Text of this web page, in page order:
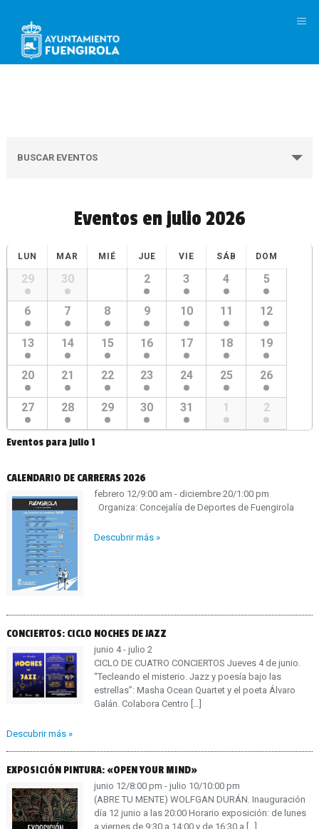
BUSCAR EVENTOS
Eventos en julio 2026
Calendario
de
Eventos
Calendario
Eventos
LUN MAR MIÉ JUE VIE SÁB DOM
29 30 2 3 4 5
6 7 8 9 10 11 12
13 14 15 16 17 18 19
20 21 22 23 24 25 26
27 28 29 30 31 1 2
Eventos parajulio 1
CALENDARIO DE CARRERAS 2026
febrero 12/9:00 am - diciembre 20/1:00 pm
Organiza: Concejalía de Deportes de Fuengirola
Descubrir más »
CONCIERTOS: CICLO NOCHES DE JAZZ
junio 4 - julio 2
CICLO DE CUATRO CONCIERTOS Jueves 4 de junio.
“Tecleando el misterio. Jazz y poesía bajo las
estrellas”: Masha Ocean Quartet y el poeta Álvaro
Galán. Colabora Centro […]
Descubrir más »
EXPOSICIÓN PINTURA: «OPEN YOUR MIND»
junio 12/8:00 pm - julio 10/10:00 pm
(ABRE TU MENTE) WOLFGAN DURÁN. Inauguración
día 12 junio a las 20:00 Horario exposición: de lunes
a viernes de 9:30 a 14:00 y de 16:30 a […]